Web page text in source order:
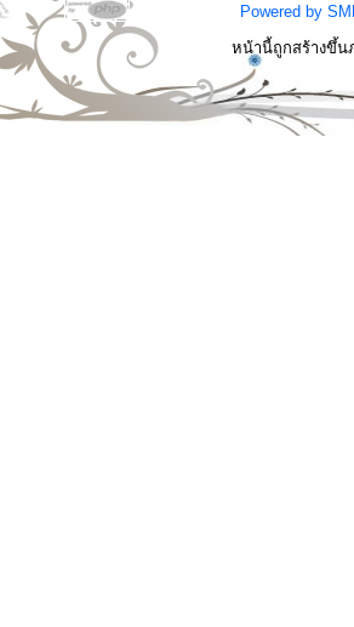
Powered by
หน้านี้ถูกสร้างขึ้น